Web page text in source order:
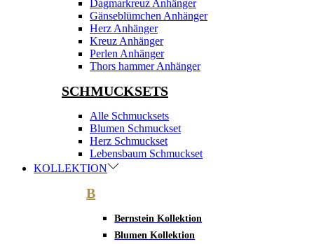
Dagmarkreuz Anhänger
Gänseblümchen Anhänger
Herz Anhänger
Kreuz Anhänger
Perlen Anhänger
Thors hammer Anhänger
SCHMUCKSETS
Alle Schmucksets
Blumen Schmuckset
Herz Schmuckset
Lebensbaum Schmuckset
KOLLEKTION
B
Bernstein Kollektion
Blumen Kollektion